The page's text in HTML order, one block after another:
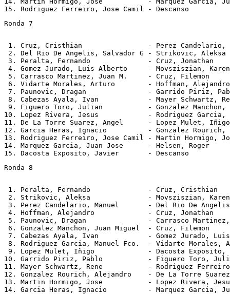
Ronda 7
1. Cruz, Cristhian                - Perez Candelario,
2. Del Rio De Angelis, Salvador G - Strikovic,
3. Peralta, Fernando              - Cruz,
4. Gomez Jurado, Luis Alberto     - Movsziszian,
5. Carrasco Martinez, Juan M.     - Cruz,
6. Vidarte Morales, Arturo        - Hoffman,
7. Paunovic, Dragan               - Garrido Piriz,
8. Cabezas Ayala, Ivan            - Mayer Schwartz,
9. Figuero Toro, Julian           - Gonzalez Manchon,
10. Lopez Rivera, Jesus            - Rodriguez Garcia,
11. De La Torre Suarez, Angel      - Lopez Mulet,
12. Garcia Heras, Ignacio          - Gonzalez
13. Rodriguez Ferreiro, Jose Camil - Martin
14. Marquez Garcia, Juan Jose      - Helsen,
Ronda 8
1. Peralta, Fernando              - Cruz,
2. Strikovic, Aleksa              - Movsziszian,
3. Perez Candelario, Manuel       - Del Rio De
4. Hoffman, Alejandro             - Cruz,
5. Paunovic, Dragan               - Carrasco
6. Gonzalez Manchon, Juan Miguel  - Cruz,
7. Cabezas Ayala, Ivan            - Gomez Jurado,
8. Rodriguez Garcia, Manuel Fco.  - Vidarte
9. Lopez Mulet, Iñigo             - Dacosta
10. Garrido Piriz, Pablo           - Figuero Toro,
11. Mayer Schwartz, Rene           - Rodriguez
12. Gonzalez Rourich, Alejandro    - De La Torre
13. Martin Hormigo, Jose           - Lopez Rivera,
14. Garcia Heras, Ignacio          - Marquez Garcia,